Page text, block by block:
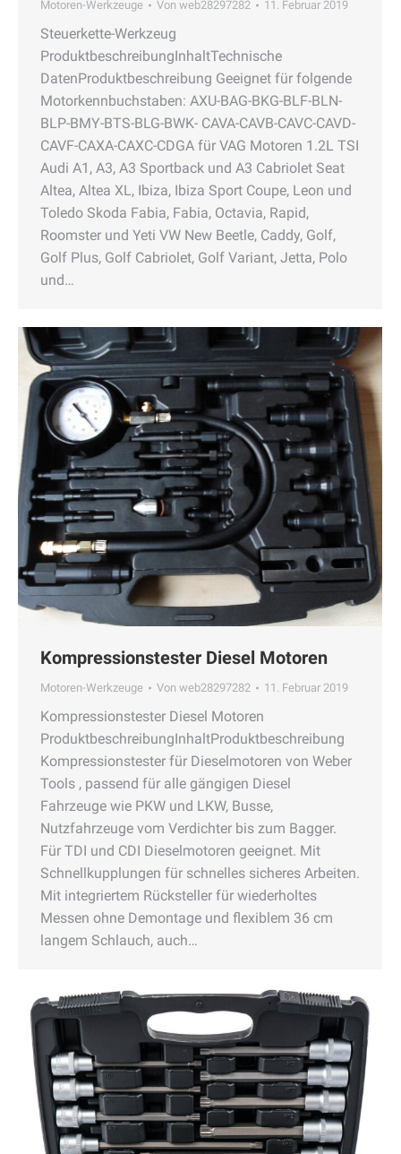
Motoren-Werkzeuge Von web28297282 11. Februar 2019
Steuerkette-Werkzeug
ProduktbeschreibungInhaltTechnische
DatenProduktbeschreibung Geeignet für folgende
Motorkennbuchstaben: AXU-BAG-BKG-BLF-BLN-
BLP-BMY-BTS-BLG-BWK- CAVA-CAVB-CAVC-CAVD-
CAVF-CAXA-CAXC-CDGA für VAG Motoren 1.2L TSI
Audi A1, A3, A3 Sportback und A3 Cabriolet Seat
Altea, Altea XL, Ibiza, Ibiza Sport Coupe, Leon und
Toledo Skoda Fabia, Fabia, Octavia, Rapid,
Roomster und Yeti VW New Beetle, Caddy, Golf,
Golf Plus, Golf Cabriolet, Golf Variant, Jetta, Polo
und…
Kompressionstester Diesel Motoren
Motoren-Werkzeuge Von web28297282 11. Februar 2019
Kompressionstester Diesel Motoren
ProduktbeschreibungInhaltProduktbeschreibung
Kompressionstester für Dieselmotoren von Weber
Tools , passend für alle gängigen Diesel
Fahrzeuge wie PKW und LKW, Busse,
Nutzfahrzeuge vom Verdichter bis zum Bagger.
Für TDI und CDI Dieselmotoren geeignet. Mit
Schnellkupplungen für schnelles sicheres Arbeiten.
Mit integriertem Rücksteller für wiederholtes
Messen ohne Demontage und flexiblem 36 cm
langem Schlauch, auch…